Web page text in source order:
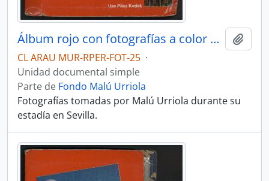
Álbum rojo con fotografías a color de Sevilla
CL ARAU MUR-RPER-FOT-25 ·
Unidad documental simple
Parte de Fondo Malú Urriola
Fotografías tomadas por Malú Urriola durante su
estadía en Sevilla.